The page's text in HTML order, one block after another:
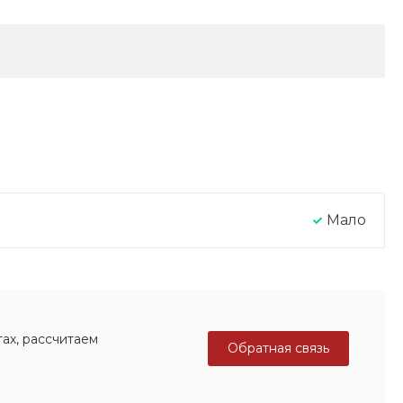
Мало
рассчитаем
Обратная связь